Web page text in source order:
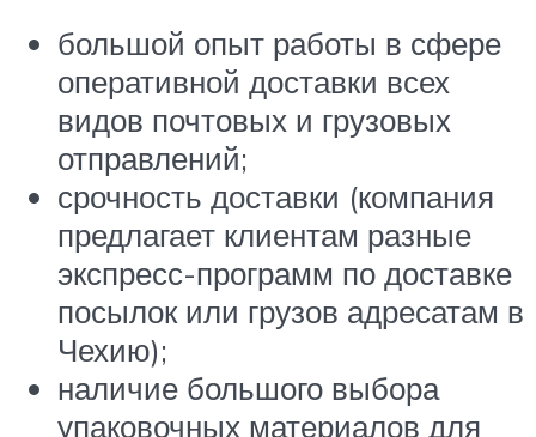
большой опыт работы в сфере
оперативной доставки всех
видов почтовых и грузовых
отправлений;
срочность доставки (компания
предлагает клиентам разные
экспресс-программ по доставке
посылок или грузов адресатам в
Чехию);
наличие большого выбора
упаковочных материалов для